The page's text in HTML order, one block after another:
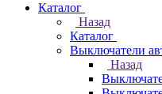
Каталог
Назад
Каталог
Выключатели
Назад